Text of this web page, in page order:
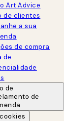
Art Advice
de clientes
a sua
de compra
de
de
de